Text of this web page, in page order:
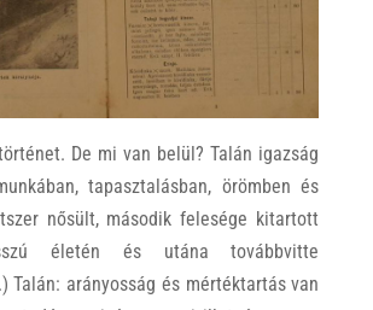
De mi van belül? Talán igazság
tapasztalásban, örömben és
nősült, második felesége kitartott
életén és utána továbbvitte
Talán: arányosság és mértéktartás van